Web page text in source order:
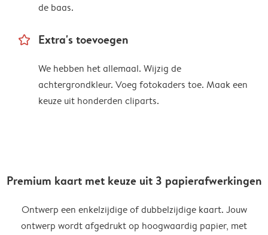
de baas.
star_outline Extra's toevoegen
We hebben het allemaal. Wijzig de
achtergrondkleur. Voeg fotokaders toe. Maak een
keuze uit honderden cliparts.
Premium kaart met keuze uit 3 papierafwerkingen
Ontwerp een enkelzijdige of dubbelzijdige kaart. Jouw
ontwerp wordt afgedrukt op hoogwaardig papier, met